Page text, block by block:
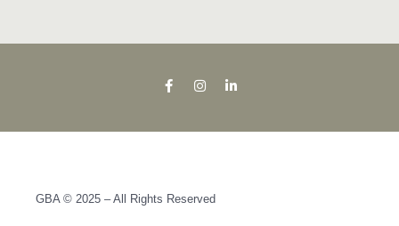
GBA © 2025 – All Rights Reserved